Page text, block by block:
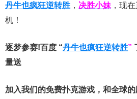
丹牛也疯狂逆转胜 ， 决胜小妹 ，现
机！
逐梦参赛!百度 “丹牛也疯狂逆转胜”
量送
加入我们的免费扑克游戏，和全球